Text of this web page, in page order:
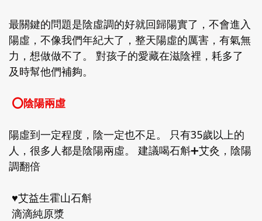
最關鍵的問題是陰虛調的好就回歸陽實了，不會進入
陽虛，不像我們年紀大了，整天陽虛的厲害，有氣無
力，想做做不了。 對孩子的愛藏在滋陰裡，耗多了
及時幫他們補夠。
⭕️陰陽兩虛
陽虛到一定程度，陰一定也不足。 只有35歲以上的
人，很多人都是陰陽兩虛。 建議喝石斛➕艾灸，陰陽
調翻倍
♥️艾益生霍山石斛
滴滴純原漿